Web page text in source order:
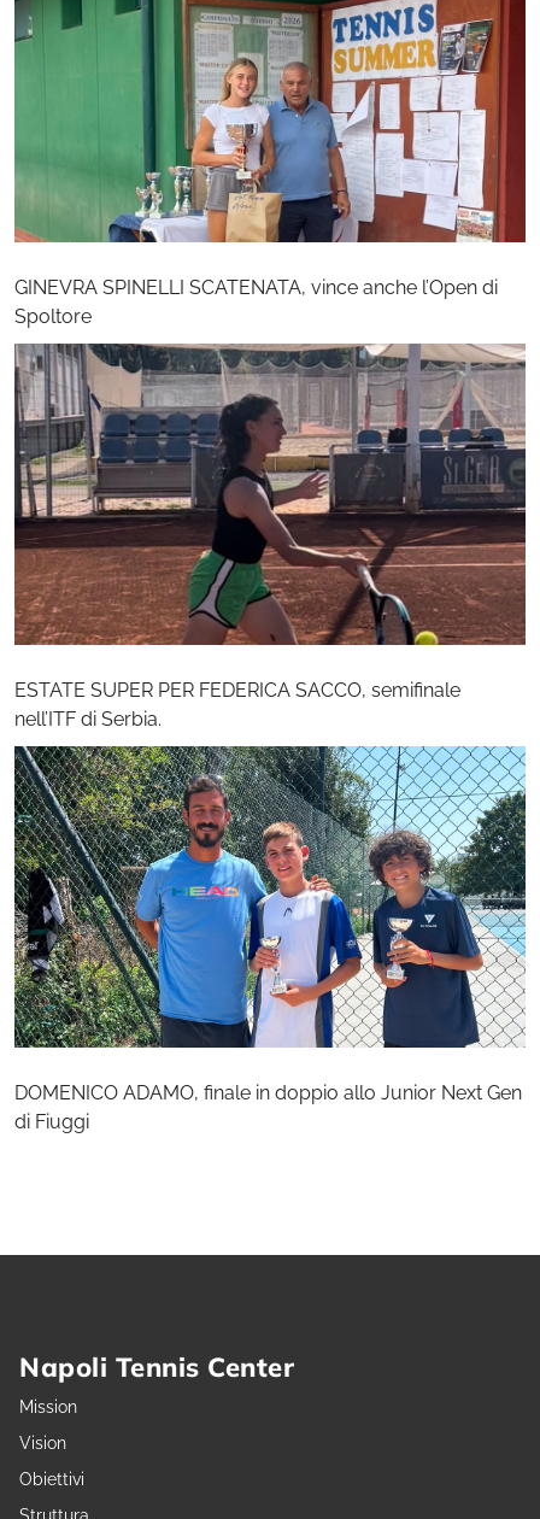
GINEVRA SPINELLI SCATENATA, vince anche l’Open di
Spoltore
ESTATE SUPER PER FEDERICA SACCO, semifinale
nell’ITF di Serbia.
DOMENICO ADAMO, finale in doppio allo Junior Next Gen
di Fiuggi
Napoli Tennis Center
Mission
Vision
Obiettivi